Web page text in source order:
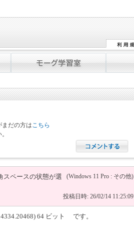
だの方は こちら
(Windows 11 Pro : その他)
ペースの状態が選
投稿日時: 26/02/14 11:25:09
64 ビット です。